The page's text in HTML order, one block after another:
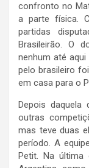
confronto no
a parte física.
partidas
Brasileirão. O
nenhum até
pelo brasileiro
em casa para o
Depois
outras
mas teve duas
período. A
Petit. Na última